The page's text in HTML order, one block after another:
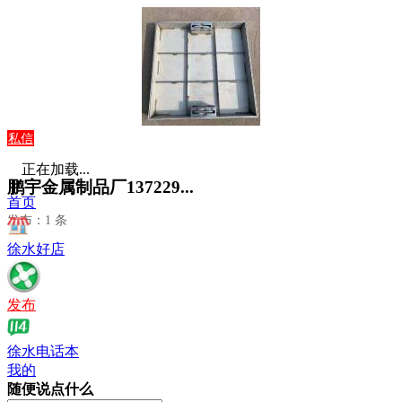
私信
鹏宇金属制品厂137229...
发布：1 条
正在加载...
首页
徐水好店
发布
徐水电话本
我的
随便说点什么